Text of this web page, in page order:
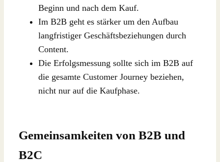
Beginn und nach dem Kauf.
Im B2B geht es stärker um den Aufbau
langfristiger Geschäftsbeziehungen durch
Content.
Die Erfolgsmessung sollte sich im B2B auf
die gesamte Customer Journey beziehen,
nicht nur auf die Kaufphase.
Gemeinsamkeiten von B2B und
B2C